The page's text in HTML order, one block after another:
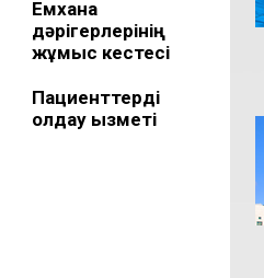
Емхана
дәрігерлерінің
жұмыс кестесі
Пациенттерді
қолдау қызметі